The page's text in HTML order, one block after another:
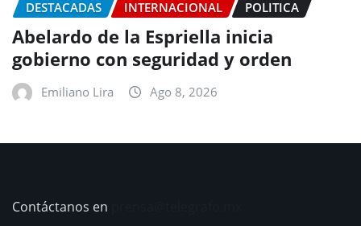
DESTACADAS INTERNACIONAL POLITICA
Abelardo de la Espriella inicia
gobierno con seguridad y orden
Emiliano Lira Ago 8, 2026
Contáctanos en